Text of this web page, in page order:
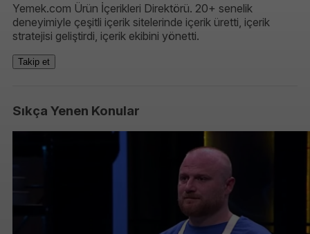
Yemek.com Ürün İçerikleri Direktörü. 20+ senelik
deneyimiyle çeşitli içerik sitelerinde içerik üretti, içerik
stratejisi geliştirdi, içerik ekibini yönetti.
Takip et
Sıkça Yenen Konular